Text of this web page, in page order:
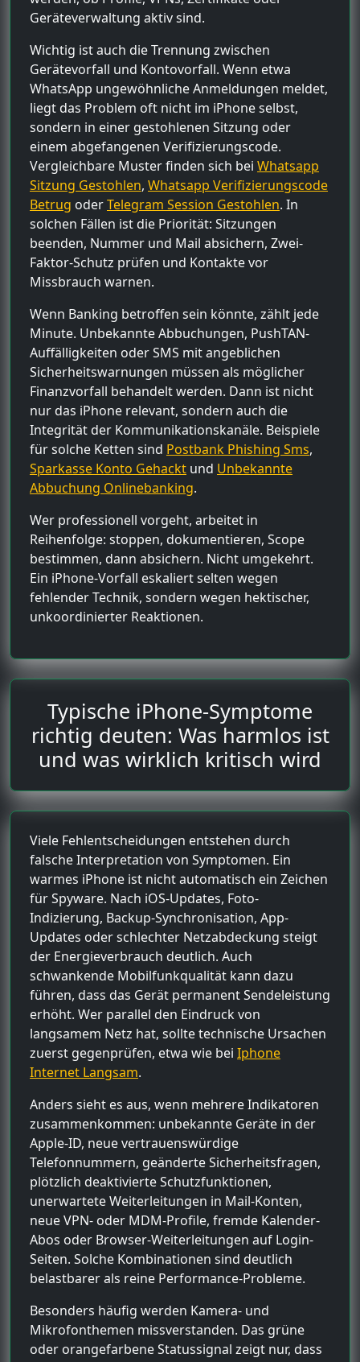
Geräteverwaltung aktiv sind.
Wichtig ist auch die Trennung zwischen
Gerätevorfall und Kontovorfall. Wenn etwa
WhatsApp ungewöhnliche Anmeldungen meldet,
liegt das Problem oft nicht im iPhone selbst,
sondern in einer gestohlenen Sitzung oder
einem abgefangenen Verifizierungscode.
Vergleichbare Muster finden sich bei Whatsapp
Sitzung Gestohlen, Whatsapp Verifizierungscode
Betrug oderTelegram Session Gestohlen. In
solchen Fällen ist die Priorität: Sitzungen
beenden, Nummer und Mail absichern, Zwei-
Faktor-Schutz prüfen und Kontakte vor
Missbrauch warnen.
Wenn Banking betroffen sein könnte, zählt jede
Minute. Unbekannte Abbuchungen, PushTAN-
Auffälligkeiten oder SMS mit angeblichen
Sicherheitswarnungen müssen als möglicher
Finanzvorfall behandelt werden. Dann ist nicht
nur das iPhone relevant, sondern auch die
Integrität der Kommunikationskanäle. Beispiele
für solche Ketten sind Postbank Phishing Sms,
Sparkasse Konto Gehackt und Unbekannte
Abbuchung Onlinebanking.
Wer professionell vorgeht, arbeitet in
Reihenfolge: stoppen, dokumentieren, Scope
bestimmen, dann absichern. Nicht umgekehrt.
Ein iPhone-Vorfall eskaliert selten wegen
fehlender Technik, sondern wegen hektischer,
unkoordinierter Reaktionen.
Typische iPhone-Symptome
richtig deuten: Was harmlos ist
und was wirklich kritisch wird
Viele Fehlentscheidungen entstehen durch
falsche Interpretation von Symptomen. Ein
warmes iPhone ist nicht automatisch ein Zeichen
für Spyware. Nach iOS-Updates, Foto-
Indizierung, Backup-Synchronisation, App-
Updates oder schlechter Netzabdeckung steigt
der Energieverbrauch deutlich. Auch
schwankende Mobilfunkqualität kann dazu
führen, dass das Gerät permanent Sendeleistung
erhöht. Wer parallel den Eindruck von
langsamem Netz hat, sollte technische Ursachen
zuerst gegenprüfen, etwa wie bei Iphone
Internet Langsam.
Anders sieht es aus, wenn mehrere Indikatoren
zusammenkommen: unbekannte Geräte in der
Apple-ID, neue vertrauenswürdige
Telefonnummern, geänderte Sicherheitsfragen,
plötzlich deaktivierte Schutzfunktionen,
unerwartete Weiterleitungen in Mail-Konten,
neue VPN- oder MDM-Profile, fremde Kalender-
Abos oder Browser-Weiterleitungen auf Login-
Seiten. Solche Kombinationen sind deutlich
belastbarer als reine Performance-Probleme.
Besonders häufig werden Kamera- und
Mikrofonthemen missverstanden. Das grüne
oder orangefarbene Statussignal zeigt nur, dass